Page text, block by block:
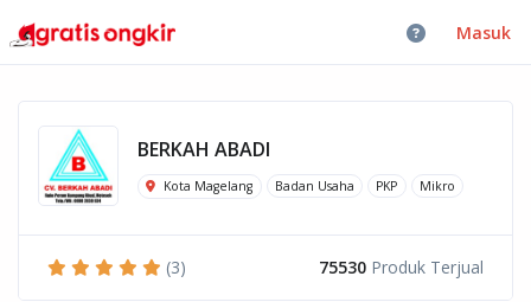
Masuk
BERKAH ABADI
Kota Magelang Badan Usaha PKP Mikro
(3) 75530 Produk Terjual